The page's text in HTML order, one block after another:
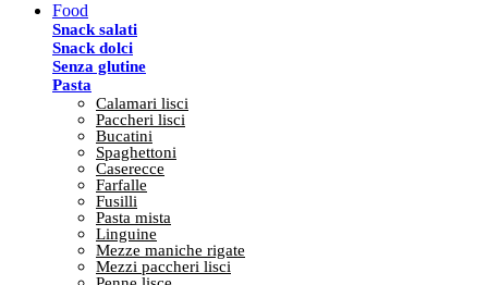
Food
Snack salati
Snack dolci
Senza glutine
Pasta
Calamari lisci
Paccheri lisci
Bucatini
Spaghettoni
Caserecce
Farfalle
Fusilli
Pasta mista
Linguine
Mezze maniche rigate
Mezzi paccheri lisci